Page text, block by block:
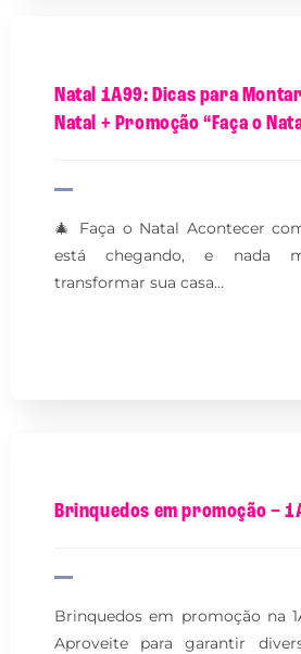
Natal 1A99: Dicas para
Natal + Promoção “Faça o
🎄 Faça o Natal Acontecer
está chegando, e nada
transformar sua casa…
Brinquedos em promoção –
Brinquedos em promoção na
Aproveite para garantir